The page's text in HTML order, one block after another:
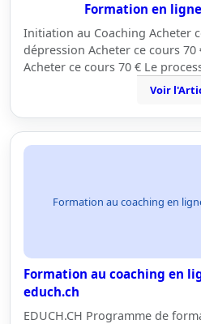
Formation en
Initiation au Coaching Acheter
dépression Acheter ce cours 70
Acheter ce cours 70 € Le
Voir
Formation au coaching en
Formation au coaching en
educh.ch
EDUCH.CH Programme de